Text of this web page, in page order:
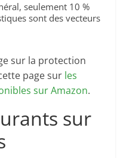
seulement 10 %
sont des vecteurs
sur la protection
page sur les
sur Amazon.
sur